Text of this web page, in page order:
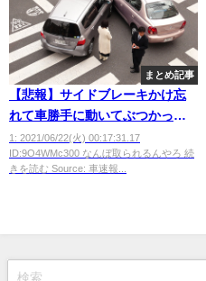
まとめ記事
【悲報】サイドブレーキかけ忘
れて車勝手に動いてぶつかって
て警察きたｗ
1: 2021/06/22(火) 00:17:31.17
ID:9O4WMc300 なんぼ取られるんやろ 続
きを読む Source: 車速報...